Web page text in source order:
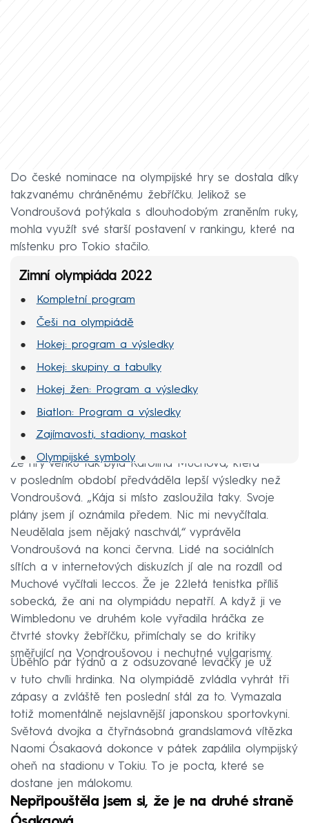
Do české nominace na olympijské hry se dostala díky
takzvanému chráněnému žebříčku. Jelikož se
Vondroušová potýkala s dlouhodobým zraněním ruky,
mohla využít své starší postavení v rankingu, které na
místenku pro Tokio stačilo.
Zimní olympiáda 2022
Kompletní program
Češi na olympiádě
Hokej: program a výsledky
Hokej: skupiny a tabulky
Hokej žen: Program a výsledky
Biatlon: Program a výsledky
Zajímavosti, stadiony, maskot
Olympijské symboly
MS hokej 2022
Ze hry venku tak byla Karolína Muchová, která
v posledním období předváděla lepší výsledky než
Vondroušová. „Kája si místo zasloužila taky. Svoje
plány jsem jí oznámila předem. Nic mi nevyčítala.
Neudělala jsem nějaký naschvál,“ vyprávěla
Vondroušová na konci června. Lidé na sociálních
sítích a v internetových diskuzích jí ale na rozdíl od
Muchové vyčítali leccos. Že je 22letá tenistka příliš
sobecká, že ani na olympiádu nepatří. A když ji ve
Wimbledonu ve druhém kole vyřadila hráčka ze
čtvrté stovky žebříčku, přimíchaly se do kritiky
směřující na Vondroušovou i nechutné vulgarismy.
Uběhlo pár týdnů a z odsuzované levačky je už
v tuto chvíli hrdinka. Na olympiádě zvládla vyhrát tři
zápasy a zvláště ten poslední stál za to. Vymazala
totiž momentálně nejslavnější japonskou sportovkyni.
Světová dvojka a čtyřnásobná grandslamová vítězka
Naomi Ósakaová dokonce v pátek zapálila olympijský
oheň na stadionu v Tokiu. To je pocta, které se
dostane jen málokomu.
Nepřipouštěla jsem si, že je na druhé straně